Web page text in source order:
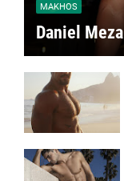
MAKHOS
Daniel Meza